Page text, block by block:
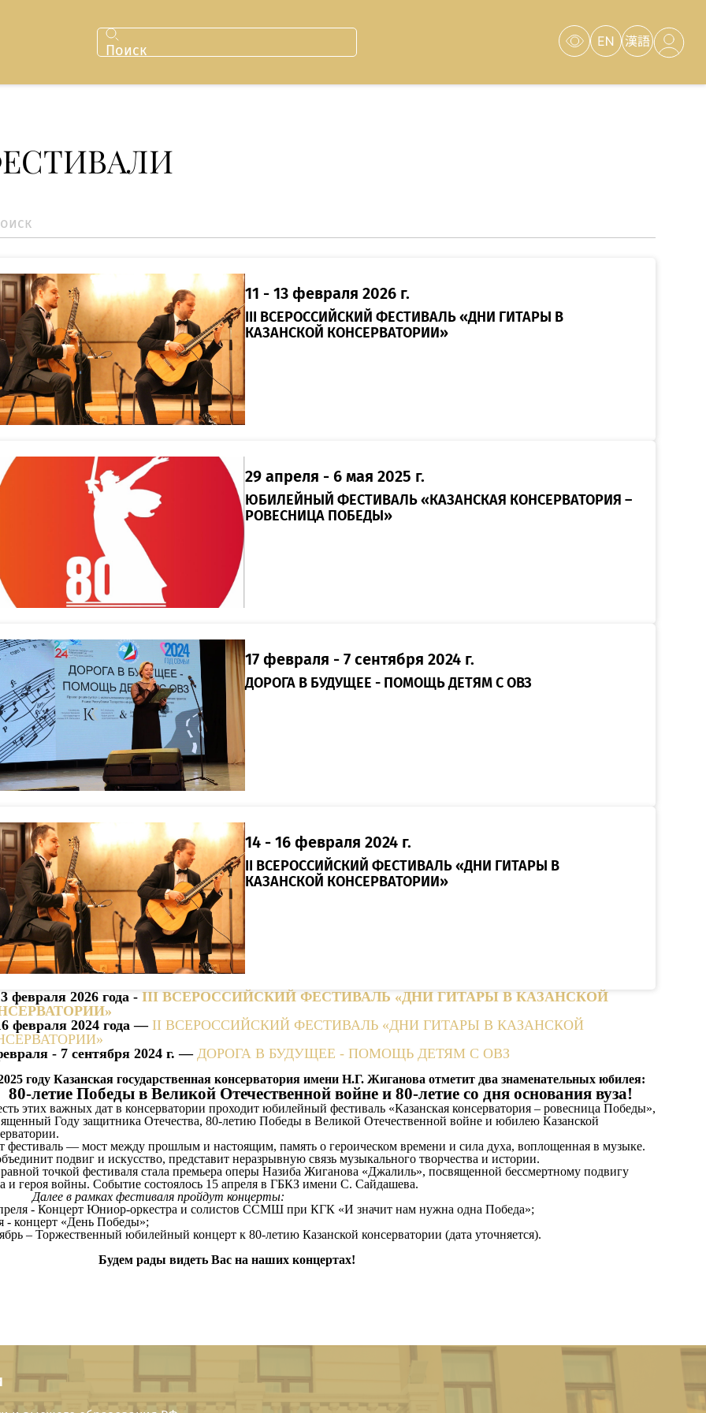
Поиск
Версия для
слабовидящих
11 - 13 февраля 2026 г.
III ВСЕРОССИЙСКИЙ ФЕСТИВАЛЬ «ДНИ ГИТАРЫ В
КАЗАНСКОЙ КОНСЕРВАТОРИИ»
29 апреля - 6 мая 2025 г.
ЮБИЛЕЙНЫЙ ФЕСТИВАЛЬ «КАЗАНСКАЯ КОНСЕРВАТОРИЯ –
РОВЕСНИЦА ПОБЕДЫ»
17 февраля - 7 сентября 2024 г.
ДОРОГА В БУДУЩЕЕ - ПОМОЩЬ ДЕТЯМ С ОВЗ
14 - 16 февраля 2024 г.
II ВСЕРОССИЙСКИЙ ФЕСТИВАЛЬ «ДНИ ГИТАРЫ В
КАЗАНСКОЙ КОНСЕРВАТОРИИ»
февраля 2026 года - III ВСЕРОССИЙСКИЙ ФЕСТИВАЛЬ «ДНИ ГИТАРЫ В КАЗАНСКОЙ
февраля 2024 года — II ВСЕРОССИЙСКИЙ ФЕСТИВАЛЬ «ДНИ ГИТАРЫ В КАЗАНСКОЙ
- 7 сентября 2024 г. — ДОРОГА В БУДУЩЕЕ - ПОМОЩЬ ДЕТЯМ С ОВЗ
году Казанская государственная консерватория имени Н.Г. Жиганова отметит два знаменательных юбилея:
80-летие Победы в Великой Отечественной войне и 80-летие со дня основания вуза!
этих важных дат в консерватории проходит юбилейный фестиваль «Казанская консерватория – ровесница Победы»,
Году защитника Отечества, 80-летию Победы в Великой Отечественной войне и юбилею Казанской
фестиваль — мост между прошлым и настоящим, память о героическом времени и сила духа, воплощенная в музыке.
подвиг и искусство, представит неразрывную связь музыкального творчества и истории.
точкой фестиваля стала премьера оперы Назиба Жиганова «Джалиль», посвященной бессмертному подвигу
и героя войны. Событие состоялось 15 апреля в ГБКЗ имени С. Сайдашева.
Далее в рамках фестиваля пройдут концерты:
- Концерт Юниор-оркестра и солистов ССМШ при КГК «И значит нам нужна одна Победа»;
- концерт «День Победы»;
– Торжественный юбилейный концерт к 80-летию Казанской консерватории (дата уточняется).
Будем рады видеть Вас на наших концертах!